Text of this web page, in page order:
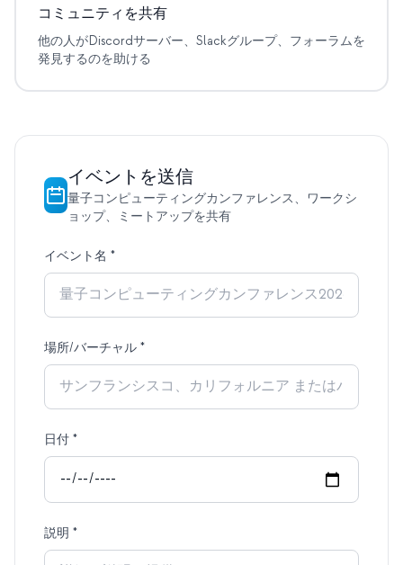
ミッション
お問い合わせ
コミュニティを共有
他の人がDiscordサーバー、Slackグループ、フォーラムを
発見するのを助ける
イベントを送信
量子コンピューティングカンファレンス、ワークシ
ョップ、ミートアップを共有
イベント名 *
場所/バーチャル *
日付 *
説明 *